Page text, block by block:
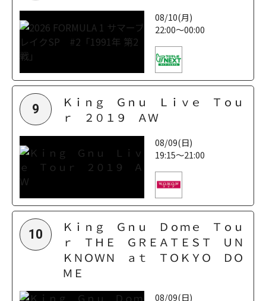
08/10(月)
22:00～00:00
9
Ｋｉｎｇ Ｇｎｕ Ｌｉｖｅ Ｔｏｕ
ｒ ２０１９ ＡＷ
08/09(日)
19:15～21:00
10
Ｋｉｎｇ Ｇｎｕ Ｄｏｍｅ Ｔｏｕ
ｒ ＴＨＥ ＧＲＥＡＴＥＳＴ ＵＮ
ＫＮＯＷＮ ａｔ ＴＯＫＹＯ ＤＯ
ＭＥ
08/09(日)